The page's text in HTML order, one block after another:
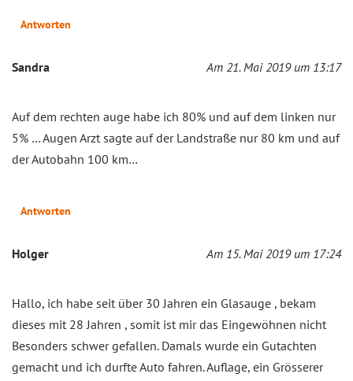
Antworten
Sandra Am 21. Mai 2019 um 13:17
Auf dem rechten auge habe ich 80% und auf dem linken nur
5% … Augen Arzt sagte auf der Landstraße nur 80 km und auf
der Autobahn 100 km…
Antworten
Holger Am 15. Mai 2019 um 17:24
Hallo, ich habe seit über 30 Jahren ein Glasauge , bekam
dieses mit 28 Jahren , somit ist mir das Eingewöhnen nicht
Besonders schwer gefallen. Damals wurde ein Gutachten
gemacht und ich durfte Auto fahren. Auflage, ein Grösserer